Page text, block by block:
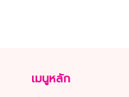
เมนูหลัก